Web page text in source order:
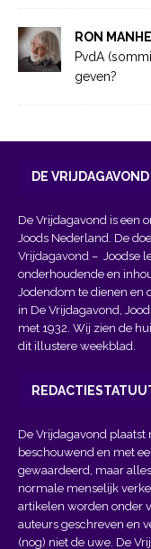
RON
PvdA
geven?
DE VRIJDAGAVOND
De Vrijdagavond is een
Joods Nederland. De
Vrijdagavond – Joodse
onderhoudende en
Jodendom te dienen en
in De Vrijdagavond,
met 1932. Wij zien de
dit illustere weekblad.
De Vrijdagavond
beschouwend en met
gewaardeerd, maar
normale menselijk
artikelen worden onder
auteurs geschreven en
(nog) niet de uwe. De